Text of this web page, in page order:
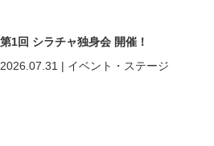
第1回 シラチャ独身会 開催！
2026.07.31 | イベント・ステージ